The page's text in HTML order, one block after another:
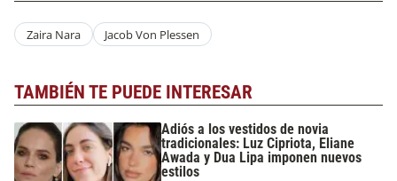
Zaira Nara Jacob Von Plessen
TAMBIÉN TE PUEDE INTERESAR
Adiós a los vestidos de novia
tradicionales: Luz Cipriota, Eliane
Awada y Dua Lipa imponen nuevos
estilos